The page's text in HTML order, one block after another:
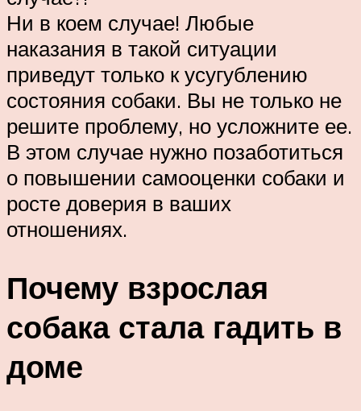
Ни в коем случае! Любые
наказания в такой ситуации
приведут только к усугублению
состояния собаки. Вы не только не
решите проблему, но усложните ее.
В этом случае нужно позаботиться
о повышении самооценки собаки и
росте доверия в ваших
отношениях.
Почему взрослая
собака стала гадить в
доме